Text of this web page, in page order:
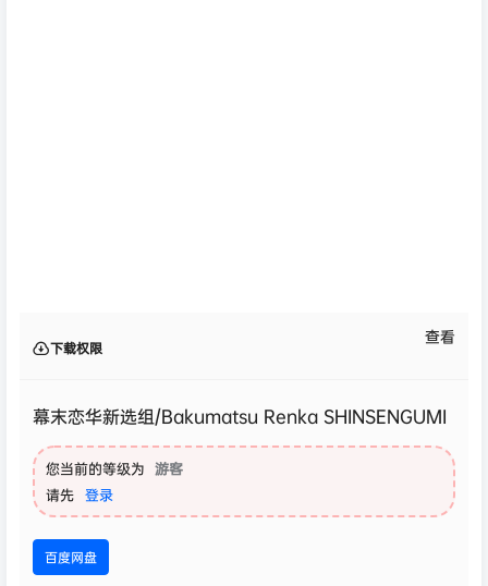
下载权限
查看
幕末恋华新选组/Bakumatsu Renka SHINSENGUMI
您当前的等级为 游客
请先 登录
百度网盘